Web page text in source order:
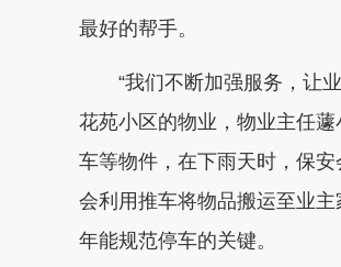
最好的帮手。
“我们不断加强服务，让业
花苑小区的物业，物业主任
车等物件，在下雨天时，保
会利用推车将物品搬运至业
年能规范停车的关键。